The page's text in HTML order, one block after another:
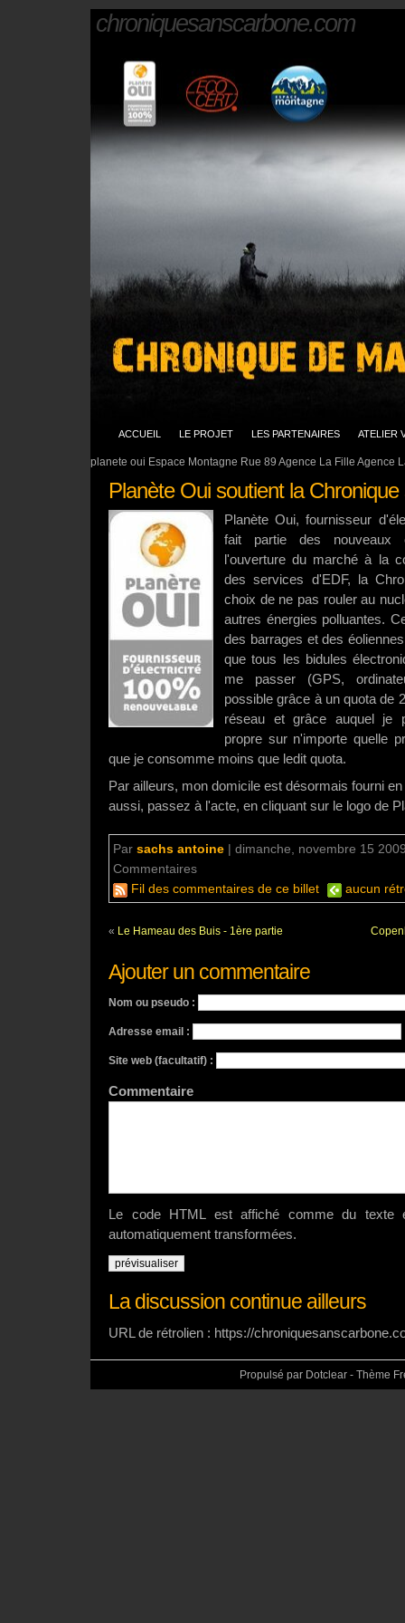
chroniquesanscarbone.com
planete oui Espace Montagne Rue 89 Agence La Fille Agence
ACCUEIL LE PROJET LES PARTENAIRES ATELIER
Planète Oui soutient la
Planète Oui, fournisseur
fait partie des nouveaux
l'ouverture du marché à la
des services d'EDF, la
choix de ne pas rouler au
autres énergies polluantes.
des barrages et des
que tous les bidules
me passer (GPS,
possible grâce à un quota de
réseau et grâce auquel je
propre sur n'importe quelle
que je consomme moins que ledit quota.
Par ailleurs, mon domicile est désormais fourni
aussi, passez à l'acte, en cliquant sur le logo de
Par sachs antoine | dimanche, novembre 15
Commentaires
Fil des commentaires de ce billet
aucun
« Le Hameau des Buis - 1ère partie
Ajouter un commentaire
Nom ou pseudo :
Adresse email :
Site web (facultatif) :
Le code HTML est affiché comme du texte
automatiquement transformées.
La discussion continue ailleurs
URL de rétrolien : https://
Propulsé par Dotclear - Thème